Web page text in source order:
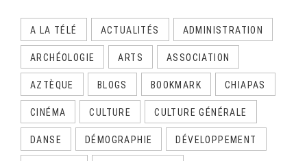
A LA TÉLÉ ACTUALITÉS ADMINISTRATION
ARCHÉOLOGIE ARTS ASSOCIATION
AZTÈQUE BLOGS BOOKMARK CHIAPAS
CINÉMA CULTURE CULTURE GÉNÉRALE
DANSE DÉMOGRAPHIE DÉVELOPPEMENT